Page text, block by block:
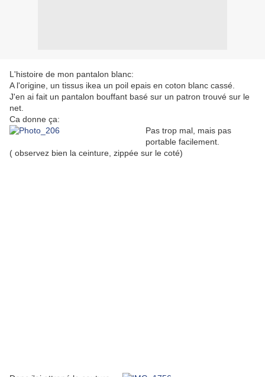
L'histoire de mon pantalon blanc:
A l'origine, un tissus ikea un poil epais en coton blanc cassé.
J'en ai fait un pantalon bouffant basé sur un patron trouvé sur le
net.
Ca donne ça:
Pas trop mal, mais pas
portable facilement.
( observez bien la ceinture, zippée sur le coté)